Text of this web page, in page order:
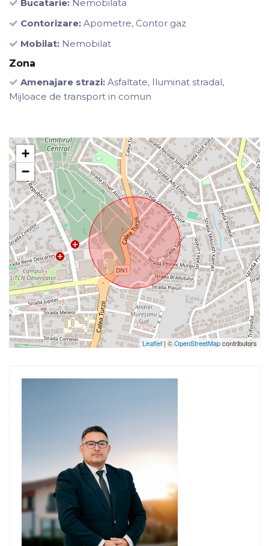
Bucatarie: Nemobilata
Contorizare: Apometre, Contor gaz
Mobilat: Nemobilat
Zona
Amenajare strazi: Asfaltate, Iluminat stradal,
Mijloace de transport in comun
+
−
Leaflet| ©OpenStreetMapcontributors